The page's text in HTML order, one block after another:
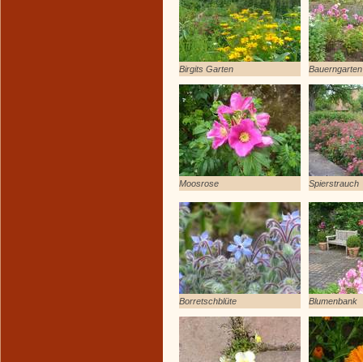
Birgits Garten Bauerngarten
Moosrose Spierstrauch
Borretschblüte Blumenbank